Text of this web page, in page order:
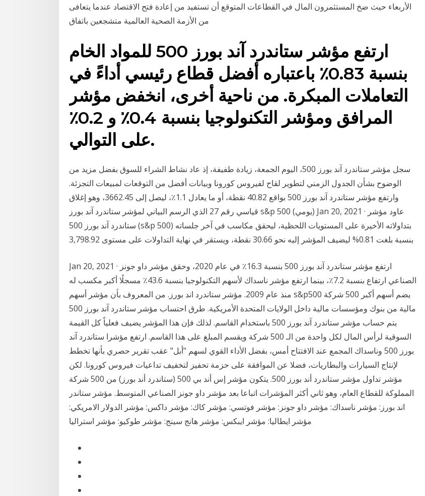
الأربعاء حيث ضخ المستثمرون المال في القطاعات المتوقع أن تستفيد من إعادة فتح الاقتصاد عندما يتعافى
من الأزمة الصحية العالمية متشجعين باتفاق
ارتفع مؤشر ستاندرد آند بورز 500 للمواد الخام
بنسبة 0.83٪ باعتباره أفضل قطاع رئيسي أداءً في
التعاملات المبكرة. من ناحية أخرى، انخفض مؤشر
المرافق ومؤشر التكنولوجيا بنسبة 0.4٪ و 0.2٪
على التوالي.
سجل مؤشر ستاندرد آند بورز 500، اليوم الجمعة، زيادة طفيفة، إذ عاد نشاط الشراء للسوق بفضل مزيد من
الوضوح بشأن الجدول الزمني لتطوير لقاح لفيروس كورونا وبيانات أفضل من التوقعات لمبيعات التجزئة.
وارتفع مؤشر ستاندرد آند بورز 500 بواقع 40.82 نقطة، أو ما يعادل 1.1٪، ليصل إلى 3662.45، وهو إغلاق
قياسي رقم 27 الذي الرسم البياني لمؤشر ستاندرد آند بورز s&p 500 (يومي) Jan 20, 2021 · عاود مؤشر
ستاندرد آند بورز 500 (s&p 500) بتداولاته الأخيرة على المستويات اللحظية، ليحقق مكاسب في آخر جلساته
بنسبة بلغت 0.81% ليضيف المؤشر إليه نحو 30.66 نقطة، ويستقر في نهاية التداولات على مستوى 3,798.92
Jan 20, 2021 · ارتفع مؤشر ستاندرد آند بورز 500 بنسبة 16.3٪ في عام 2020، وحقق مؤشر داو جونز
الصناعي ارتفاع بنسبة 7.2٪، بينما ارتفع مؤشر ناسداك لأسهم التكنولوجيا بنسبة 43.6٪ مسجلًا أكبر مكسب له
منذ عام 2009. مؤشر ستاندرد اند بورز. من المعروف بأن مؤشر أسهم s&p500 يضم أسهم أكبر 500 شركة
مالية من بنوك ومؤسسات مالية داخل الولايات المتحدة الأمريكية. طرق احتساب مؤشر ستاندرد آند بورز 500
يتم حساب مؤشر ستاندرد آند بورز 500 باستخدام القاسم. لذلك فإن هذا المؤشر يضيف فعلياً كل القيمة
السوقية لرأس المال لكل واحدة من الـ 500 شركة ويقسم المبلغ على هذا القاسم. ارتفع مؤشرا ستاندرد آند
بورز 500 وناسداك المجمع عند الافتتاح أمس، بفضل الأداء القوي لسهم "أبل" عقب تقرير حصري بأنها تخطط
لإنتاج السيارات والبطاريات، فضلا عن الموافقة على حزمة تحفيز لتخفيف تداعيات فيروس كورونا. لكن
مؤشر تداول مؤشر ستاندرد أند بورز 500. يتكون مؤشر إس أند بي 500 (ستاندرد أند بورز) من 500 شركة
المملوكة للقطاع العام، وهو ثاني أكثر المؤشرات اتباعا بعد مؤشر داو جونز الصناعي المتوسط. مؤشر ستاندر
اند بورز: مؤشر ناسداك: مؤشر داو جونز: مؤشر فوتسي: مؤشر كاك: مؤشر داكس: مؤشر الدولار الامريكي:
مؤشر ايطاليا: مؤشر ايبكس: مؤشر هانج سينج: مؤشر طوكيو: مؤشر استراليا